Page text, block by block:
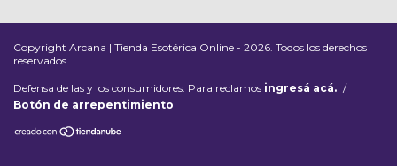
Copyright Arcana | Tienda Esotérica Online - 2026. Todos los derechos
reservados.
Defensa de las y los consumidores. Para reclamos ingresá acá. /
Botón de arrepentimiento